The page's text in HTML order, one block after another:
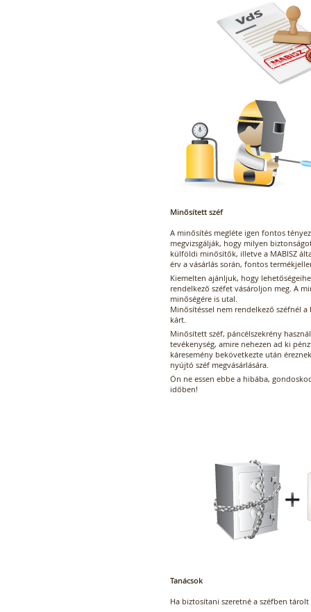
Minősített széf
A minősítés megléte igen fontos
megvizsgálják, hogy milyen
külföldi minősítők, illetve a MABISZ
érv a vásárlás során, fontos
Kiemelten ajánljuk, hogy
rendelkező széfet vásároljon meg. A
minőségére is utal.
Minősítéssel nem rendelkező széfnél
kárt.
Minősített széf, páncélszekrény
tevékenység, amire nehezen ad ki
káresemény bekövetkezte után
nyújtó széf megvásárlására.
Ön ne essen ebbe a hibába,
időben!
Tanácsok
Ha biztosítani szeretné a széfben